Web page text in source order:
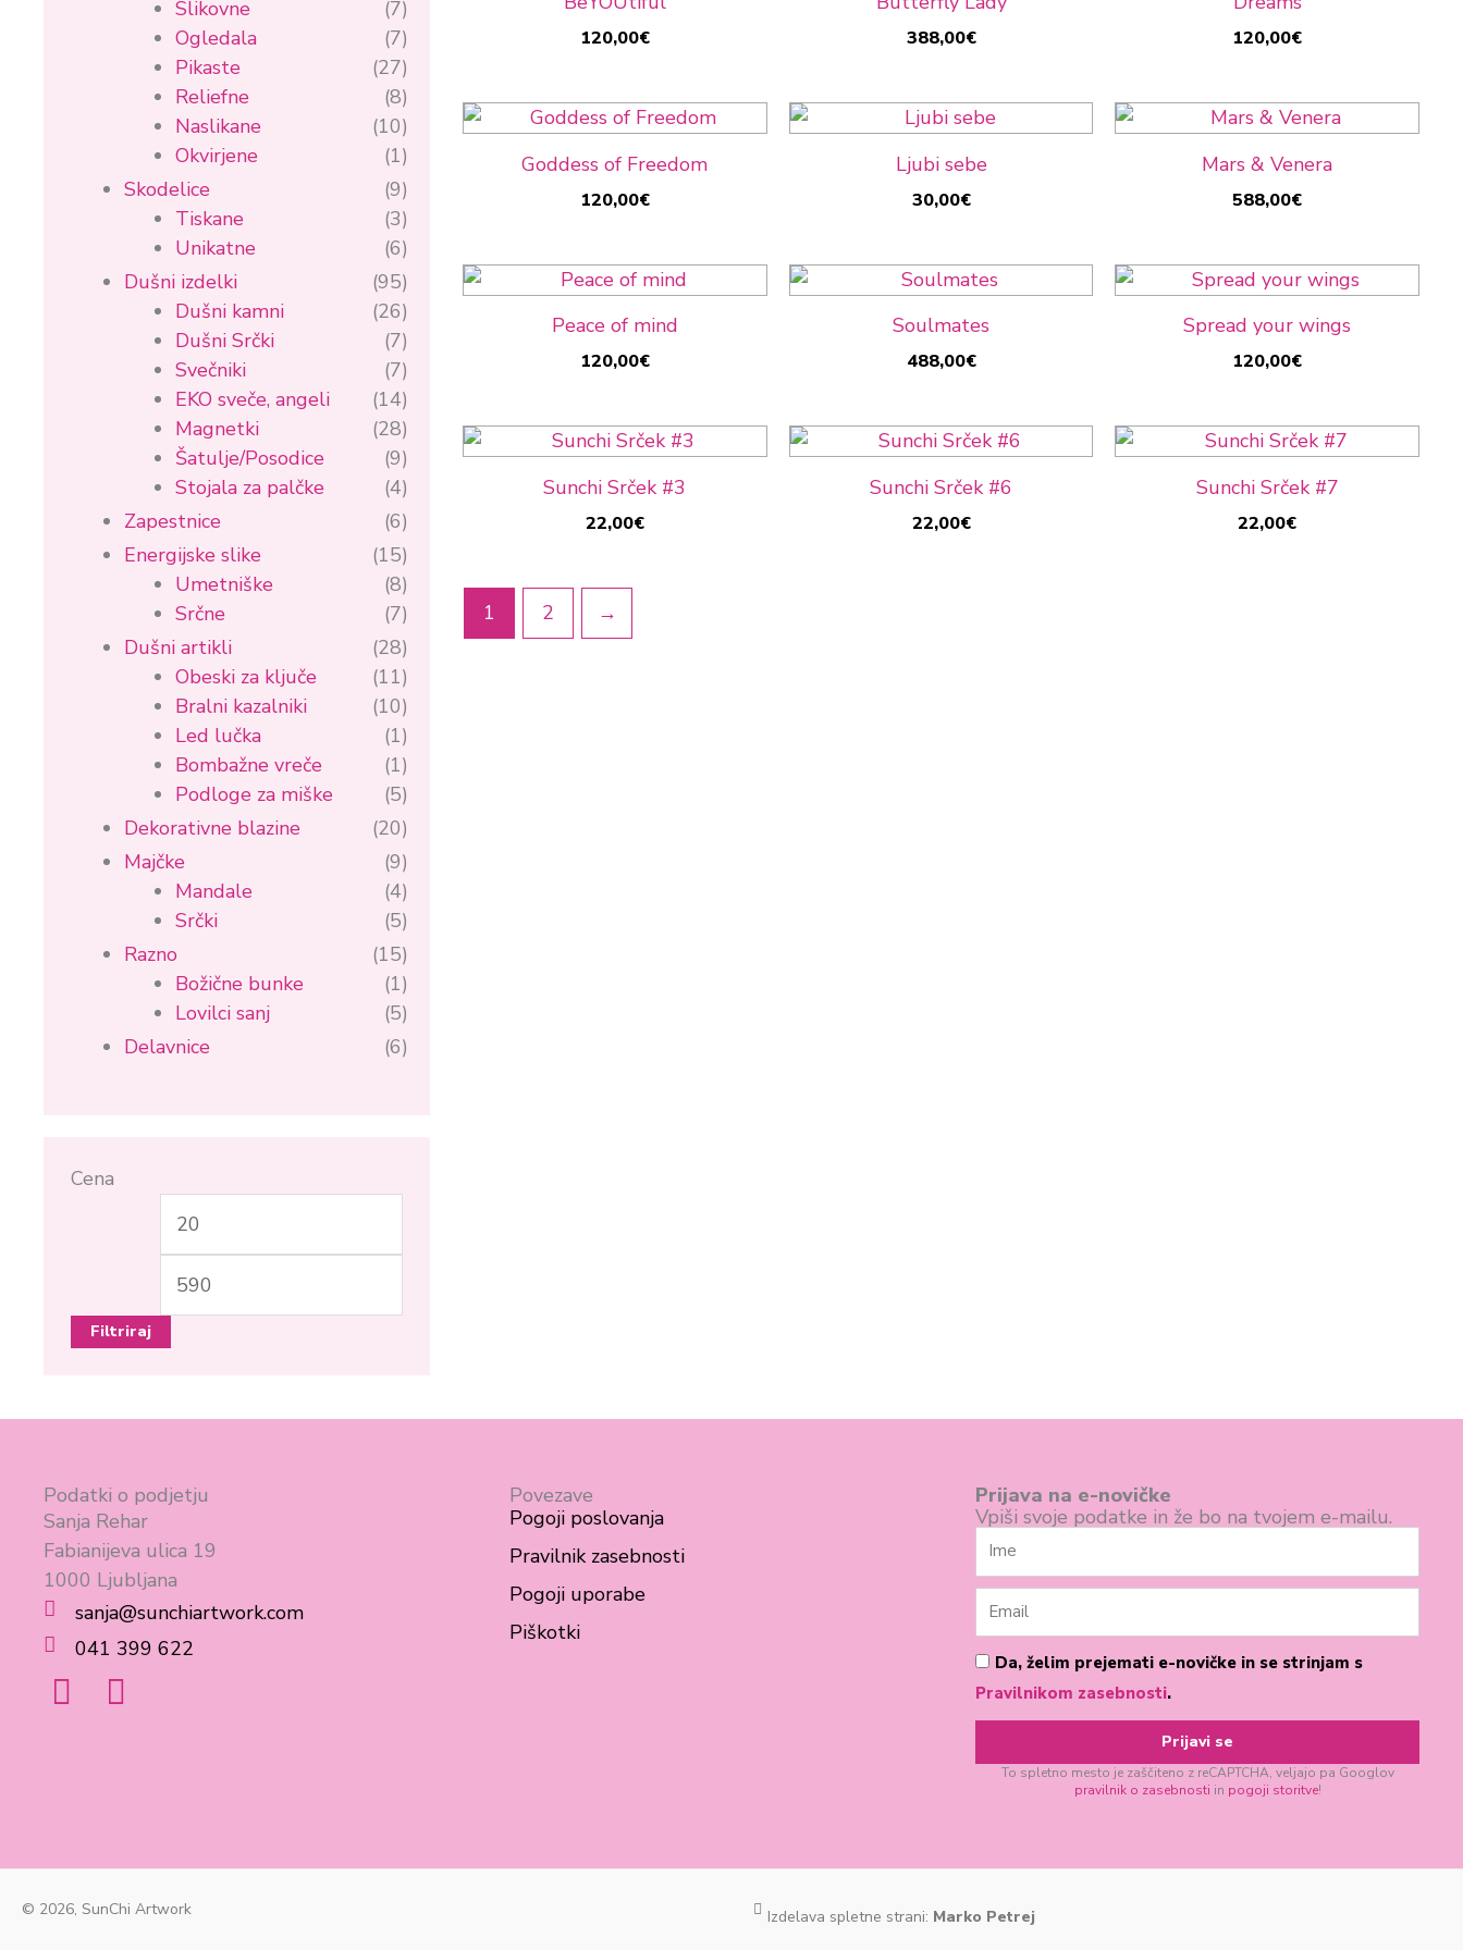
Slikovne
(7)
Ogledala
(7)
Pikaste
(27)
Reliefne
(8)
Naslikane
(10)
Okvirjene
(1)
Skodelice
(9)
Tiskane
(3)
Unikatne
(6)
Dušni izdelki
(95)
Dušni kamni
(26)
Dušni Srčki
(7)
Svečniki
(7)
EKO sveče, angeli
(14)
Magnetki
(28)
Šatulje/Posodice
(9)
Stojala za palčke
(4)
Zapestnice
(6)
Energijske slike
(15)
Umetniške
(8)
Srčne
(7)
Dušni artikli
(28)
Obeski za ključe
(11)
Bralni kazalniki
(10)
Led lučka
(1)
Bombažne vreče
(1)
Podloge za miške
(5)
Dekorativne blazine
(20)
Majčke
(9)
Mandale
(4)
Srčki
(5)
Razno
(15)
Božične bunke
(1)
Lovilci sanj
(5)
Delavnice
(6)
Cena
cena
Filtriraj
120,00€ 388,00€ 120,00€
Goddess of Freedom
120,00€
Ljubi sebe
30,00€
Mars & Venera
588,00€
Peace of mind
120,00€
Soulmates
488,00€
Spread your wings
120,00€
Sunchi Srček #3
22,00€
Sunchi Srček #6
22,00€
Sunchi Srček #7
22,00€
1 2 →
Podatki o podjetju
Sanja Rehar
Fabianijeva ulica 19
1000 Ljubljana
sanja@sunchiartwork.com
041 399 622
F
o
o
I
g
r
Povezave
Pogoji poslovanja
Pravilnik zasebnosti
Pogoji uporabe
Piškotki
Prijava na e-novičke
Vpiši svoje podatke in že bo na tvojem e-mailu.
Ime
Email
Pogoji
poslovanja
Da, želim prejemati e-novičke in se strinjam s
Pravilnikom zasebnosti.
Prijavi se
To spletno mesto je zaščiteno z reCAPTCHA, veljajo pa Googlov
pravilnik o zasebnosti in pogoji storitve!
© 2026, SunChi Artwork Izdelava spletne strani: Marko Petrej